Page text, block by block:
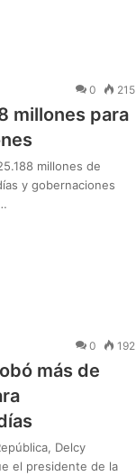
0 215
millones para
millones de
y gobernaciones
0 192
más de
Delcy
el presidente de la